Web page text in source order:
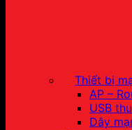
Thiết bị
AP –
USB
Dây